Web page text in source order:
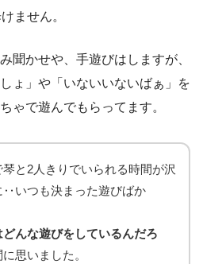
ません。
聞かせや、手遊びはしますが、
ょ」や「いないいないばぁ」を
ゃで遊んでもらってます。
と2人きりでいられる時間が沢
‥いつも決まった遊びばか
んな遊びをしているんだろ
思いました。